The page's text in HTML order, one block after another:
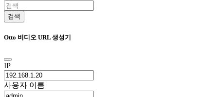
검색
Otto 비디오 URL 생성기
IP
사용자 이름